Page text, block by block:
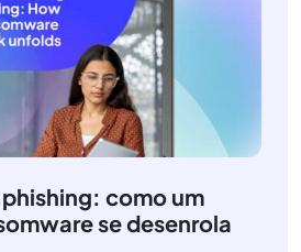
como um
se desenrola